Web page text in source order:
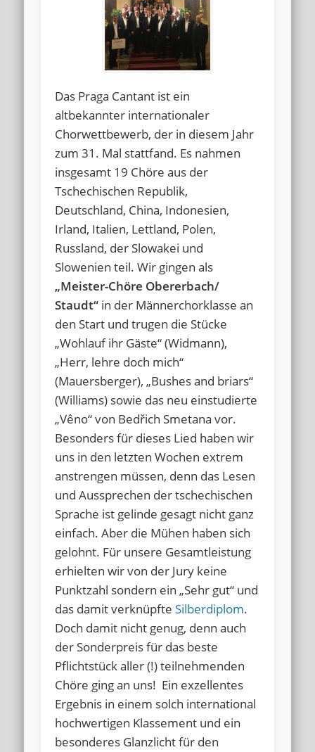
Das Praga Cantant ist ein
altbekannter internationaler
Chorwettbewerb, der in diesem Jahr
zum 31. Mal stattfand. Es nahmen
insgesamt 19 Chöre aus der
Tschechischen Republik,
Deutschland, China, Indonesien,
Irland, Italien, Lettland, Polen,
Russland, der Slowakei und
Slowenien teil. Wir gingen als
„Meister-Chöre Obererbach/
Staudt“ in der Männerchorklasse an
den Start und trugen die Stücke
„Wohlauf ihr Gäste“ (Widmann),
„Herr, lehre doch mich“
(Mauersberger), „Bushes and briars“
(Williams) sowie das neu einstudierte
„Vêno“ von Bedřich Smetana vor.
Besonders für dieses Lied haben wir
uns in den letzten Wochen extrem
anstrengen müssen, denn das Lesen
und Aussprechen der tschechischen
Sprache ist gelinde gesagt nicht ganz
einfach. Aber die Mühen haben sich
gelohnt. Für unsere Gesamtleistung
erhielten wir von der Jury keine
Punktzahl sondern ein „Sehr gut“ und
das damit verknüpfteSilberdiplom.
Doch damit nicht genug, denn auch
der Sonderpreis für das beste
Pflichtstück aller (!) teilnehmenden
Chöre ging an uns! Ein exzellentes
Ergebnis in einem solch international
hochwertigen Klassement und ein
besonderes Glanzlicht für den